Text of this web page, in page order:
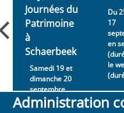
Journées du
Patrimoine
à
Schaerbeek
Samedi 19 et
dimanche 20
septembre
2026
Du
17
en
le
Administration